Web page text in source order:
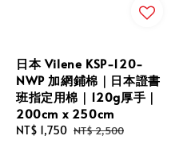
日本 Vilene KSP-120-
NWP 加網鋪棉｜日本證書
班指定用棉｜120g厚手｜
200cm x 250cm
Sale
NT$ 1,750 Regular
NT$ 2,500